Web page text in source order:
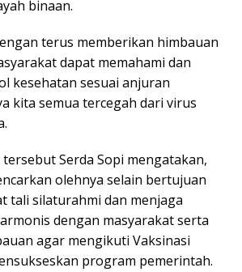
binaan.
terus memberikan himbauan
dapat memahami dan
kesehatan sesuai anjuran
kita semua tercegah dari virus
Serda Sopi mengatakan,
olehnya selain bertujuan
tali silaturahmi dan menjaga
dengan masyarakat serta
agar mengikuti Vaksinasi
program pemerintah.